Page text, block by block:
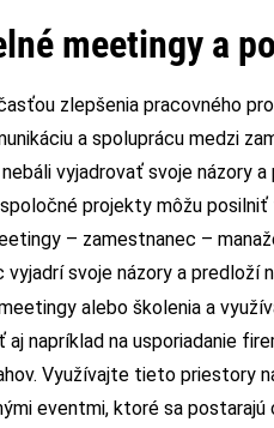
meetingy a
zlepšenia pracovného
a spoluprácu medzi
vyjadrovať svoje názory
spoločné projekty môžu
– zamestnanec –
vyjadrí svoje názory a
alebo školenia a
napríklad na usporiadanie
Využívajte tieto priestory
eventmi, ktoré sa